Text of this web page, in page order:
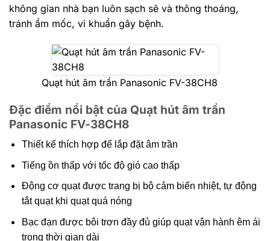
không gian nhà bạn luôn sạch sẽ và thông thoáng,
tránh ẩm mốc, vi khuẩn gây bệnh.
Quạt hút âm trần Panasonic FV-38CH8
Đặc điểm nổi bật của Quạt hút âm trần
Panasonic FV-38CH8
Thiết kế thích hợp để lắp đặt âm trần
Tiếng ồn thấp với tốc độ gió cao thấp
Động cơ quạt được trang bị bộ cảm biến nhiệt, tự động
tắt quạt khi quạt quá nóng
Bạc đạn được bôi trơn đầy đủ giúp quạt vận hành êm ái
trong thời gian dài